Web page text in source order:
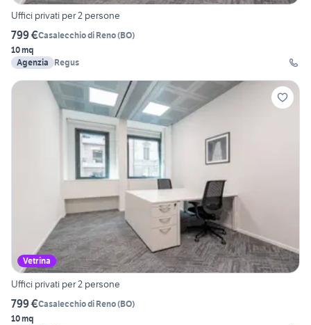
Uffici privati per 2 persone
799 €Casalecchio di Reno(BO)
10 mq
Agenzia
Regus
Vetrina
Uffici privati per 2 persone
799 €Casalecchio di Reno(BO)
10 mq